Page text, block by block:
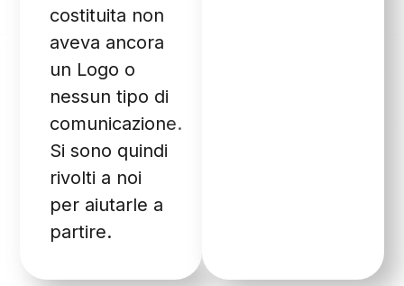
costituita non
aveva ancora
un Logo o
nessun tipo di
comunicazione.
Si sono quindi
rivolti a noi
per aiutarle a
partire.